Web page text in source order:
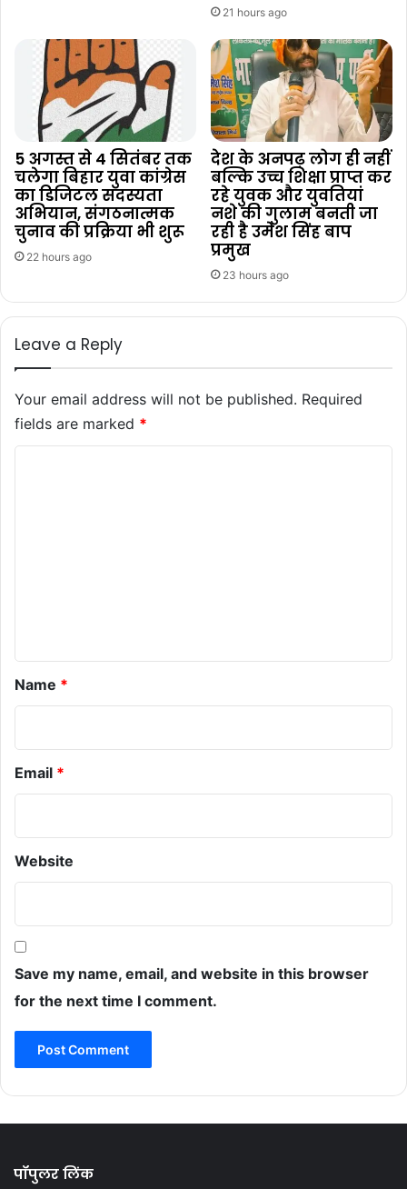
21 hours ago
5 अगस्त से 4 सितंबर तक
चलेगा बिहार युवा कांग्रेस
का डिजिटल सदस्यता
अभियान, संगठनात्मक
चुनाव की प्रक्रिया भी शुरू
22 hours ago
देश के अनपढ़ लोग ही नहीं
बल्कि उच्च शिक्षा प्राप्त कर
रहे युवक और युवतियां
नशे की गुलाम बनती जा
रही है उमेश सिंह बाप
प्रमुख
23 hours ago
Leave a Reply
Your email address will not be published. Required
fields are marked *
Name *
Email *
Website
Save my name, email, and website in this browser
for the next time I comment.
पॉपुलर लिंक